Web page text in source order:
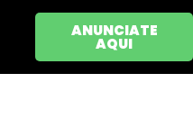
ANUNCIATE
AQUI